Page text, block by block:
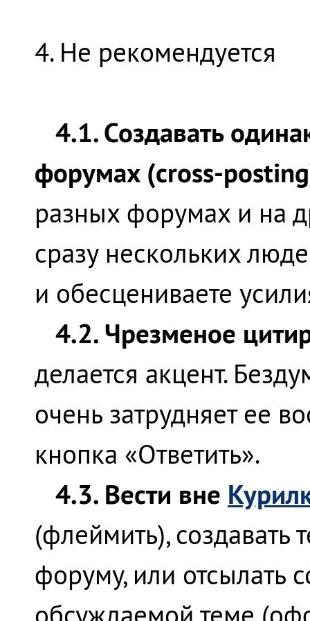
4. Не рекомендуется
4.1. Создавать
форумах (cross-
разных форумах и на
сразу нескольких
и обесцениваете
4.2. Чрезменое
делается акцент.
очень затрудняет ее
кнопка «Ответить».
4.3. Вести вне
(флеймить), создавать
форуму, или отсылать